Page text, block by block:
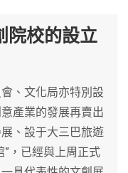
院校的設立
、文化局亦特別設
產業的發展再賣出
、設于大三巴旅遊
”，已經與上周正式